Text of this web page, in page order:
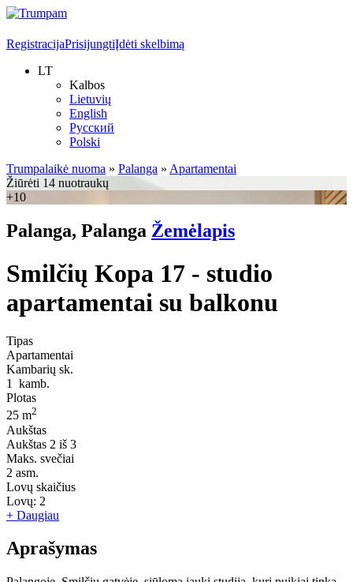
RegistracijaPrisijungtiĮdėti skelbimą
LT
Kalbos
Lietuvių
English
Русский
Polski
Trumpalaikė nuoma » Palanga » Apartamentai
Žiūrėti 14 nuotraukų
+10
Palanga, Palanga Žemėlapis
Smilčių Kopa 17 - studio
apartamentai su balkonu
Tipas
Apartamentai
Kambarių sk.
1
kamb.
Plotas
25 m2
Aukštas
Aukštas 2 iš 3
Maks. svečiai
2 asm.
Lovų skaičius
Lovų: 2
+ Daugiau
Aprašymas